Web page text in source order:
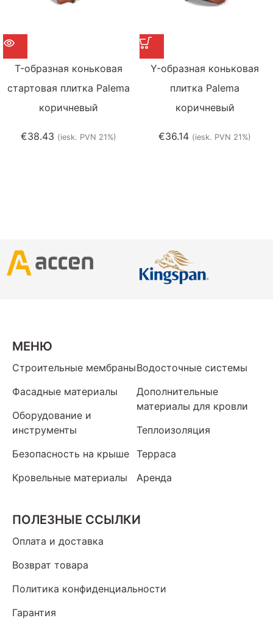
T-образная коньковая
стартовая плитка Palema
коричневый
€38.43 (iesk. PVN 21%)
Y-образная коньковая
плитка Palema
коричневый
€36.14 (iesk. PVN 21%)
МЕНЮ
Строительные мембраны
Фасадные материалы
Оборудование и
инструменты
Безопасность на крыше
Кровельные материалы
Водосточные системы
Дополнительные
материалы для кровли
Теплоизоляция
Терраса
Аренда
ПОЛЕЗНЫЕ ССЫЛКИ
Оплата и доставка
Возврат товара
Политика конфиденциальности
Гарантия